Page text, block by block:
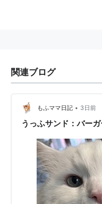
関連ブログ
もふママ日記 • 3日前
うっふサンド：バー